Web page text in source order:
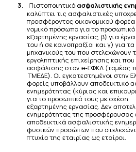
3. Πιστοποιητικό ασφαλιστικής
καλύπτει τις ασφαλιστικές
προσφέροντος οικονομικού
νομικό πρόσωπο για το
εξαρτημένης εργασίας, β) για
του ή σε κοινοπραξία και γ) για
μηχανικούς του που στελεχώνουν
εργοληπτικής επιχείρησης και
ασφάλισης στον e-ΕΦΚΑ (τομέας
ΤΜΕΔΕ). Οι εγκατεστημένοι στην
φορείς υποβάλλουν αποδεικτικό
ενημερότητας (κύριας και
για το προσωπικό τους με σχέση
εξαρτημένης εργασίας. Δεν
ενημερότητας της προσφέρουσας
αποδεικτικά ασφαλιστικής
φυσικώνπροσώπωνπου
πτυχίοτης εταιρίας ως εταίροι.